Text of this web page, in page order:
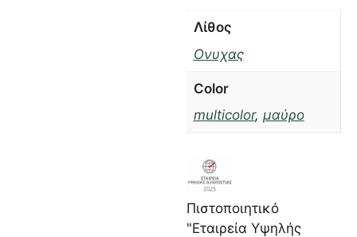
Λίθος
Ονυχας
Color
multicolor, μαύρο
Πιστοποιητικό
"Εταιρεία Υψηλής